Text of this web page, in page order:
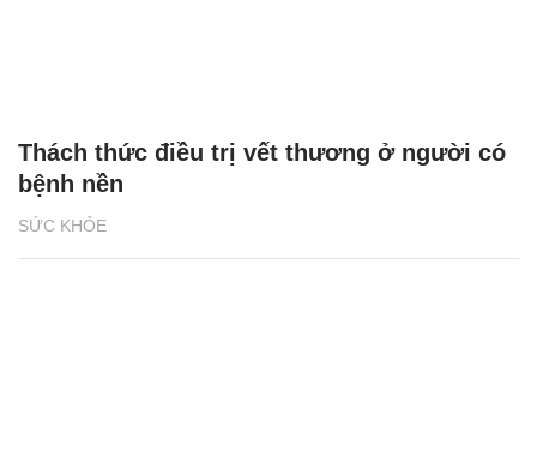
SỨC KHỎE
Thách thức điều trị vết thương ở người có
bệnh nền